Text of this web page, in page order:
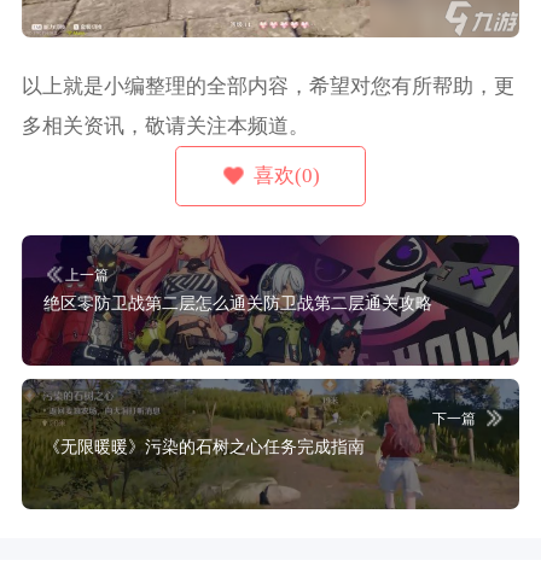
以上就是小编整理的全部内容，希望对您有所帮助，更
多相关资讯，敬请关注本频道。
喜欢(0)
上一篇
绝区零防卫战第二层怎么通关防卫战第二层通关攻略
下一篇
《无限暖暖》污染的石树之心任务完成指南